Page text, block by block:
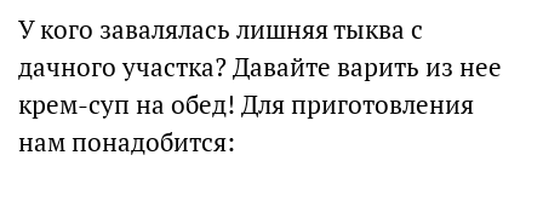
У кого завалялась лишняя тыква с
дачного участка? Давайте варить из нее
крем-суп на обед! Для приготовления
нам понадобится: